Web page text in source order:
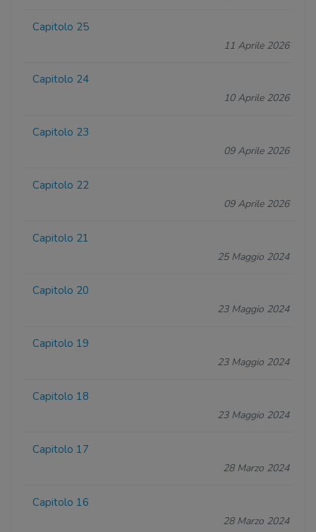
Capitolo 25
11 Aprile 2026
Capitolo 24
10 Aprile 2026
Capitolo 23
09 Aprile 2026
Capitolo 22
09 Aprile 2026
Capitolo 21
25 Maggio 2024
Capitolo 20
23 Maggio 2024
Capitolo 19
23 Maggio 2024
Capitolo 18
23 Maggio 2024
Capitolo 17
28 Marzo 2024
Capitolo 16
28 Marzo 2024